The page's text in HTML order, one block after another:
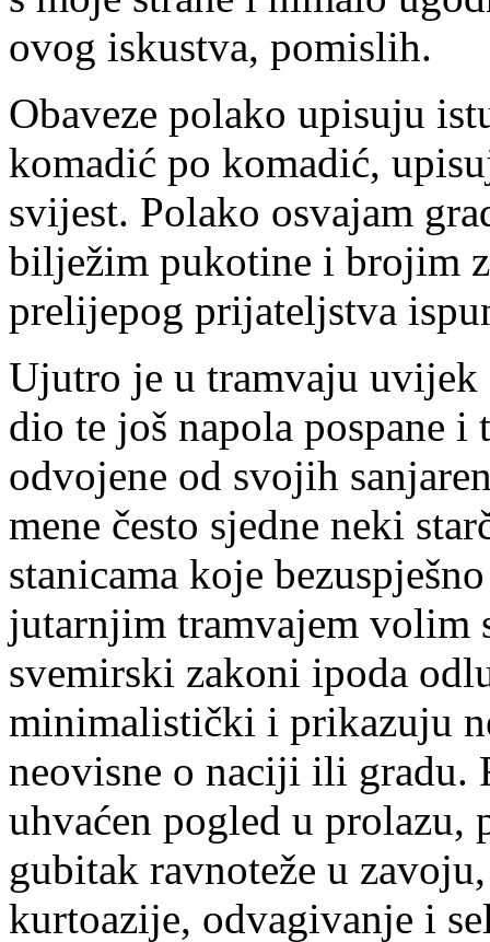
ovog iskustva, pomislih.
Obaveze polako upisuju
komadić po komadić,
svijest. Polako osvajam
bilježim pukotine i brojim
prelijepog prijateljstva
Ujutro je u tramvaju uvijek
dio te još napola pospane
odvojene od svojih
mene često sjedne neki
stanicama koje
jutarnjim tramvajem
svemirski zakoni ipoda
minimalistički i prikazuju
neovisne o naciji ili gradu.
uhvaćen pogled u prolazu,
gubitak ravnoteže u
kurtoazije, odvagivanje i